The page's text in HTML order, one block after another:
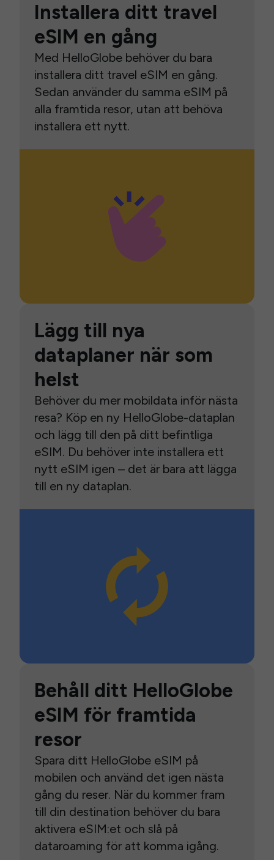
Installera ditt travel
eSIM en gång
Med HelloGlobe behöver du bara
installera ditt travel eSIM en gång.
Sedan använder du samma eSIM på
alla framtida resor, utan att behöva
installera ett nytt.
Lägg till nya
dataplaner när som
helst
Behöver du mer mobildata inför nästa
resa? Köp en ny HelloGlobe-dataplan
och lägg till den på ditt befintliga
eSIM. Du behöver inte installera ett
nytt eSIM igen – det är bara att lägga
till en ny dataplan.
Behåll ditt HelloGlobe
eSIM för framtida
resor
Spara ditt HelloGlobe eSIM på
mobilen och använd det igen nästa
gång du reser. När du kommer fram
till din destination behöver du bara
aktivera eSIM:et och slå på
dataroaming för att komma igång.